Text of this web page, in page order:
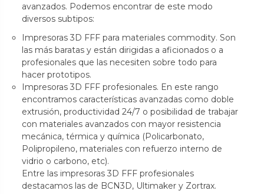
avanzados. Podemos encontrar de este modo
diversos subtipos:
Impresoras 3D FFF para materiales commodity. Son
las más baratas y están dirigidas a aficionados o a
profesionales que las necesiten sobre todo para
hacer prototipos.
Impresoras 3D FFF profesionales. En este rango
encontramos características avanzadas como doble
extrusión, productividad 24/7 o posibilidad de trabajar
con materiales avanzados con mayor resistencia
mecánica, térmica y química (Policarbonato,
Polipropileno, materiales con refuerzo interno de
vidrio o carbono, etc).
Entre las impresoras 3D FFF profesionales
destacamos las de BCN3D, Ultimaker y Zortrax.